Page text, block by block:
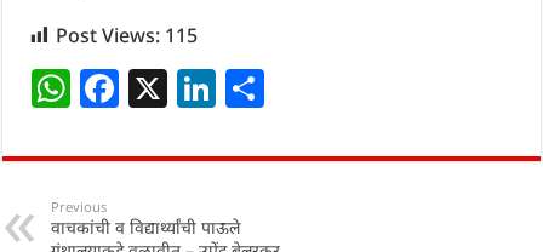
Post Views: 115
W
at
s
F
c
e
X Li
k
e
ar
Previous
वाचकांची व विद्यार्थ्यांची पाऊले